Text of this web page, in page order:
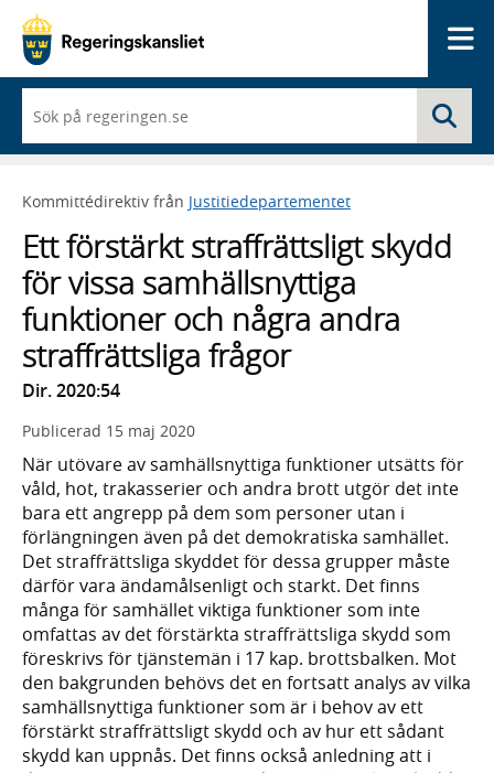
du
börjar
skriva
framträder
lista
med
sökförslag
Kommittédirektiv från Justitiedepartementet
Ett förstärkt straffrättsligt skydd
för vissa samhällsnyttiga
funktioner och några andra
straffrättsliga frågor
Dir. 2020:54
Publicerad 15 maj 2020
När utövare av samhällsnyttiga funktioner utsätts för
våld, hot, trakasserier och andra brott utgör det inte
bara ett angrepp på dem som personer utan i
förlängningen även på det demokratiska samhället.
Det straffrättsliga skyddet för dessa grupper måste
därför vara ändamålsenligt och starkt. Det finns
många för samhället viktiga funktioner som inte
omfattas av det förstärkta straffrättsliga skydd som
föreskrivs för tjänstemän i 17 kap. brottsbalken. Mot
den bakgrunden behövs det en fortsatt analys av vilka
samhällsnyttiga funktioner som är i behov av ett
förstärkt straffrättsligt skydd och av hur ett sådant
skydd kan uppnås. Det finns också anledning att i